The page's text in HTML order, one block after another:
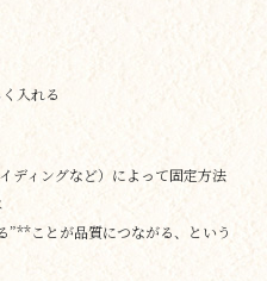
入れる
ディングなど）によって固定方法
ことが品質につながる、という